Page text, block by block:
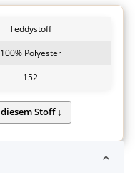
Teddystoff
100% Polyester
152